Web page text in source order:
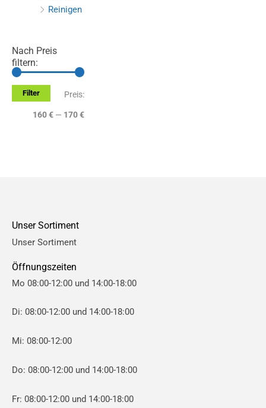
Reinigen
Nach Preis
filtern:
M
i
M
a
Filter
Preis:
160 € — 170 €
Unser Sortiment
Unser Sortiment
Öffnungszeiten
Mo 08:00-12:00 und 14:00-18:00
Di: 08:00-12:00 und 14:00-18:00
Mi: 08:00-12:00
Do: 08:00-12:00 und 14:00-18:00
Fr: 08:00-12:00 und 14:00-18:00